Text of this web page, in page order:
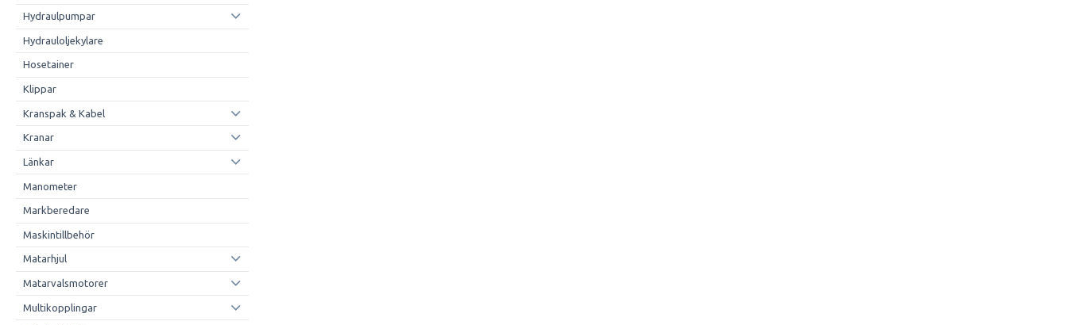
Hydraulpumpar
Hydrauloljekylare
Hosetainer
Klippar
Kranspak & Kabel
Kranar
Länkar
Manometer
Markberedare
Maskintillbehör
Matarhjul
Matarvalsmotorer
Multikopplingar